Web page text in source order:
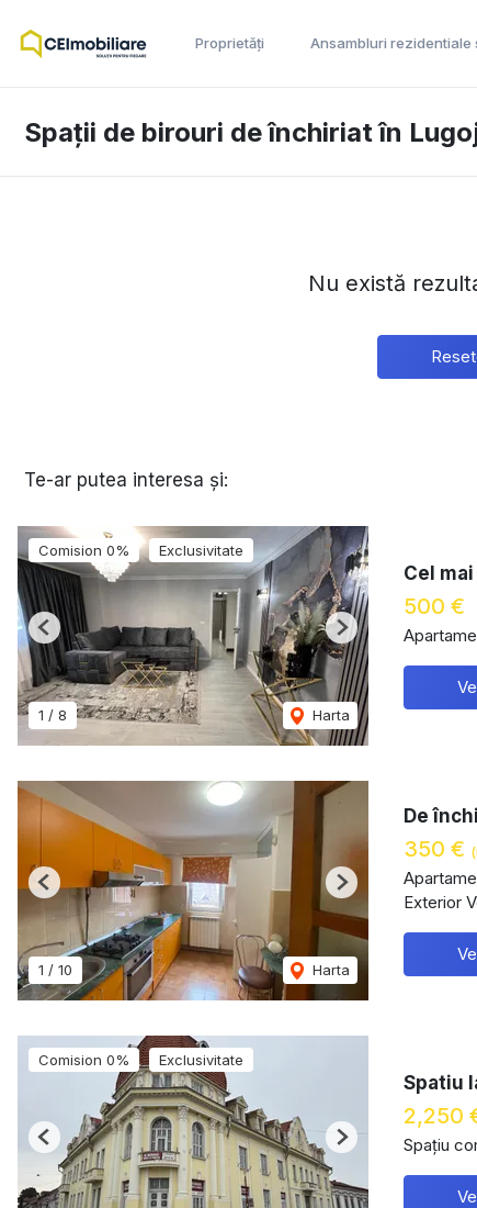
Proprietăți Ansambluri rezidentiale
Spații de birouri de închiriat în
Nu există
Te-ar putea interesa și:
Comision 0% Exclusivitate
1 / 8 Harta
Previous Next
Cel
500 €
1 / 10 Harta
Previous Next
De
350 €
Exterior
Comision 0% Exclusivitate
Previous Next
Spatiu
2,250
Spațiu